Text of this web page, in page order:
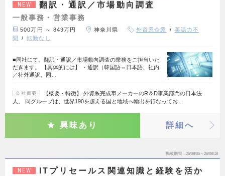
NEW 翻訳・通訳／市場動向調査
一般事務・営業事務
500万円 ～ 849万円 神奈川県 外資系企業
英語力不
問
転勤なし
■同社にて、翻訳・通訳／市場動向調査の業務をご担当いた
だきます。 【具体的には】 ・通訳（韓国語⇔日本語、社内
／社外通訳、同…
会社概要
【概要・特徴】 外資系完成車メーカーのR＆D事業部門の日本法
人。 同グループは、世界190を超える国と地域へ輸出を行なってお…
興味あり 詳細へ
掲載期間 26/08/05～26/08/18
NEW
ITプリセールス関連知識と経験を活か